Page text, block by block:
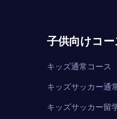
子供向けコー
キッズ通常コース
キッズサッカー通
キッズサッカー留